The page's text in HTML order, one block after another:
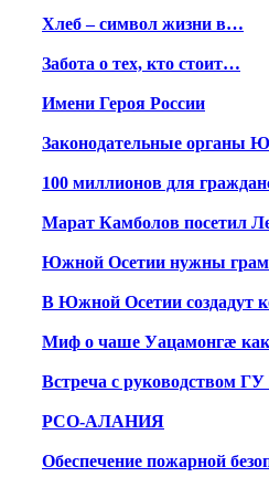
Хлеб – символ жизни в…
Забота о тех, кто стоит…
Имени Героя России
Законодательные органы
100 миллионов для
Марат Камболов посетил
Южной Осетии нужны
В Южной Осетии создадут
Миф о чаше Уацамонгæ
Встреча с руководством
РСО-АЛАНИЯ
Обеспечение пожарной